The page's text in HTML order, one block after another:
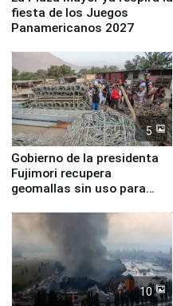
fiesta de los Juegos
Panamericanos 2027
5
Gobierno de la presidenta
Fujimori recupera
geomallas sin uso para
Fenómeno El Niño
10